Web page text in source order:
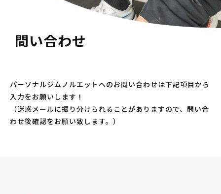
問い合わせ
パーソナルジムノルエットへのお問い合わせは下記項目から
入力をお願いします！
（迷惑メールに振り分けられることがありますので、問い合
わせ後確認をお願い致します。）